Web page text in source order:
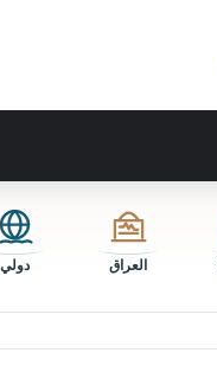
العراق دولي